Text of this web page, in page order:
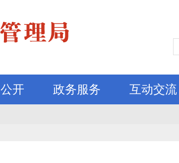
开 政务服务 互动交流